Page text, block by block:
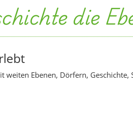
und umliegende Landschaft.